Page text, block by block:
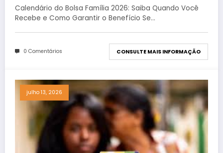
Calendário do Bolsa Família 2026: Saiba Quando Você
Recebe e Como Garantir o Benefício Se…
0 Comentários CONSULTE MAIS INFORMAÇÃO
julho 13, 2026